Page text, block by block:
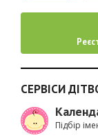
СЕРВІСИ
Підбір